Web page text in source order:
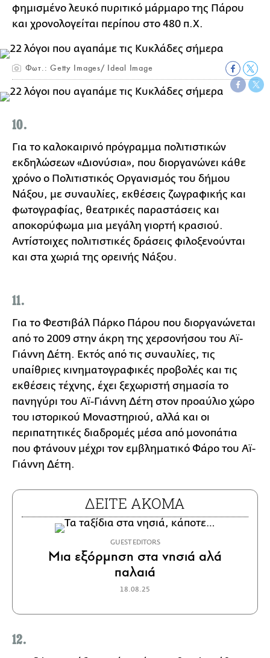
φημισμένο λευκό πυριτικό μάρμαρο της Πάρου
και χρονολογείται περίπου στο 480 π.Χ.
Φωτ.: Getty Images/ Ideal Image
10.
Για το καλοκαιρινό πρόγραμμα πολιτιστικών
εκδηλώσεων «Διονύσια», που διοργανώνει κάθε
χρόνο ο Πολιτιστικός Οργανισμός του δήμου
Νάξου, με συναυλίες, εκθέσεις ζωγραφικής και
φωτογραφίας, θεατρικές παραστάσεις και
αποκορύφωμα μια μεγάλη γιορτή κρασιού.
Αντίστοιχες πολιτιστικές δράσεις φιλοξενούνται
και στα χωριά της ορεινής Νάξου.
11.
Για το Φεστιβάλ Πάρκο Πάρου που διοργανώνεται
από το 2009 στην άκρη της χερσονήσου του Αϊ-
Γιάννη Δέτη. Εκτός από τις συναυλίες, τις
υπαίθριες κινηματογραφικές προβολές και τις
εκθέσεις τέχνης, έχει ξεχωριστή σημασία το
πανηγύρι του Αϊ-Γιάννη Δέτη στον προαύλιο χώρο
του ιστορικού Μοναστηριού, αλλά και οι
περιπατητικές διαδρομές μέσα από μονοπάτια
που φτάνουν μέχρι τον εμβληματικό Φάρο του Αϊ-
Γιάννη Δέτη.
ΔΕΙΤΕ ΑΚΟΜΑ
GUEST EDITORS
Μια εξόρμηση στα νησιά αλά
παλαιά
18.08.25
12.